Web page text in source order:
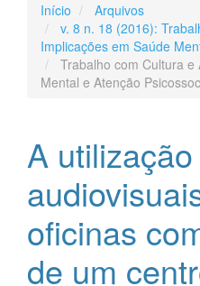
Início
Arquivos
v. 8 n. 18 (2016):
Implicações em Saúde
Trabalho com Cultura
Mental e Atenção
A
oficinas
de um